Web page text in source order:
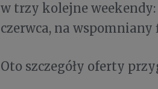
w trzy kolejne weekendy:
czerwca, na wspomniany
Oto szczegóły oferty